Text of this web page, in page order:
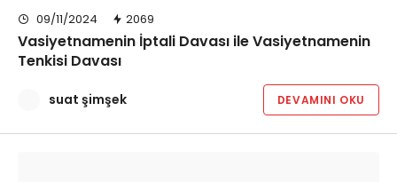
09/11/2024 2069
Vasiyetnamenin İptali Davası ile Vasiyetnamenin
Tenkisi Davası
suat şimşek DEVAMINI OKU